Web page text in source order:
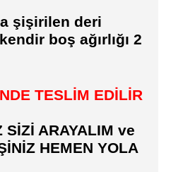
şişirilen deri
boş ağırlığı 2
TESLİM EDİLİR
SİZİ ARAYALIM ve
HEMEN YOLA